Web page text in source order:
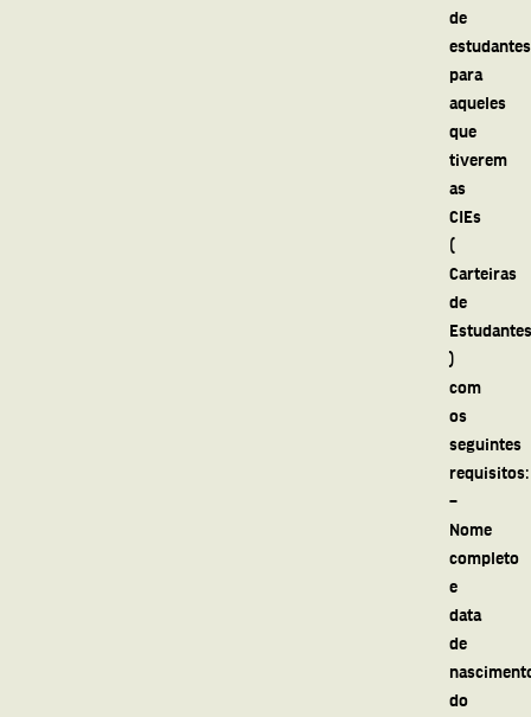
de
para
aqueles
que
tiverem
as
CIEs
(
Carteiras
de
Estudantes
)
com
os
seguintes
requisitos:
–
Nome
completo
e
data
de
do